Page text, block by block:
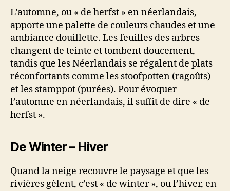
L’automne, ou « de herfst » en néerlandais,
apporte une palette de couleurs chaudes et une
ambiance douillette. Les feuilles des arbres
changent de teinte et tombent doucement,
tandis que les Néerlandais se régalent de plats
réconfortants comme les stoofpotten (ragoûts)
et les stamppot (purées). Pour évoquer
l’automne en néerlandais, il suffit de dire « de
herfst ».
De Winter – Hiver
Quand la neige recouvre le paysage et que les
rivières gèlent, c’est « de winter », ou l’hiver, en